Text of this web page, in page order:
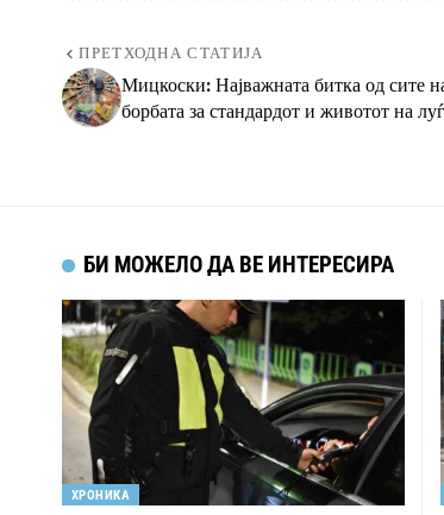
ПРЕТХОДНА СТАТИЈА
Мицкоски: Најважната битка од сите
борбата за стандардот и животот на
БИ МОЖЕЛО ДА ВЕ ИНТЕРЕСИРА
ХРОНИКА